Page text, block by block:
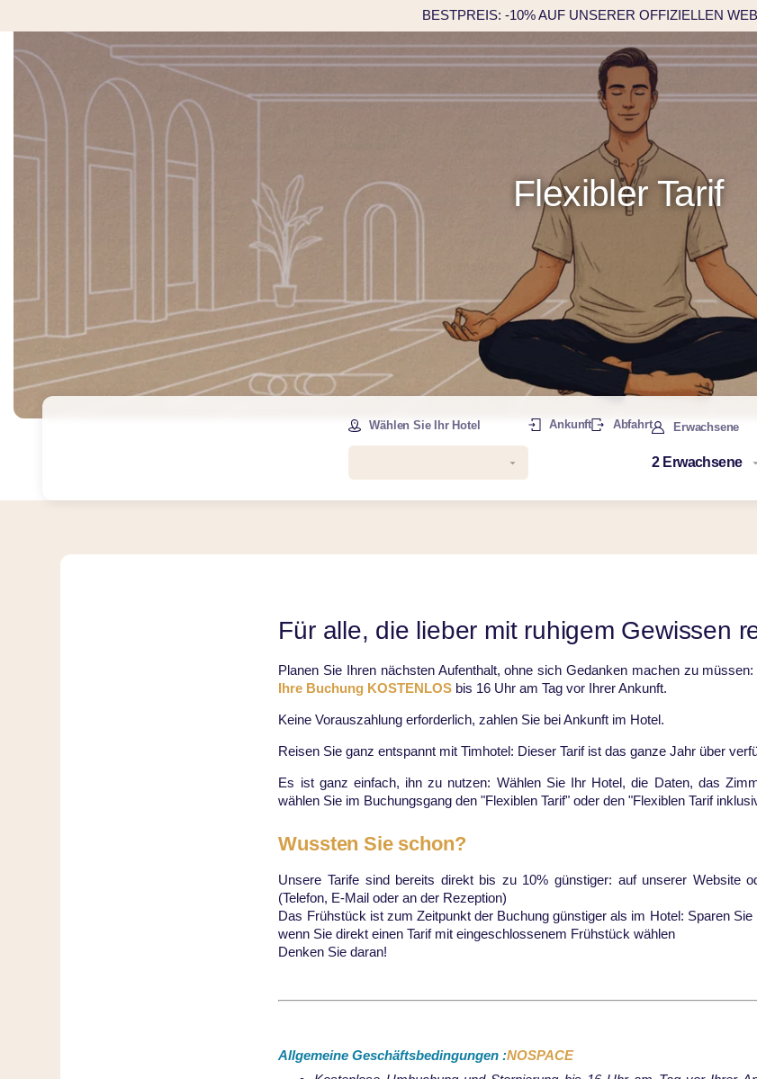
BESTPREIS: -10% AUF UNSERER OFFIZIELLEN
Flexibler Tarif
Wählen Sie Ihr Hotel Ankunft Abfahrt Erwachsene
Für alle, die lieber mit ruhigem Gewissen
Planen Sie Ihren nächsten Aufenthalt, ohne sich Gedanken machen zu müssen:
Ihre Buchung KOSTENLOS bis 16 Uhr am Tag vor Ihrer Ankunft.
Keine Vorauszahlung erforderlich, zahlen Sie bei Ankunft im Hotel.
Reisen Sie ganz entspannt mit Timhotel: Dieser Tarif ist das ganze Jahr über
Es ist ganz einfach, ihn zu nutzen: Wählen Sie Ihr Hotel, die Daten, das
wählen Sie im Buchungsgang den "Flexiblen Tarif" oder den "Flexiblen Tarif
Wussten Sie schon?
Unsere Tarife sind bereits direkt bis zu 10% günstiger: auf unserer Website
(Telefon, E-Mail oder an der Rezeption)
Das Frühstück ist zum Zeitpunkt der Buchung günstiger als im Hotel: Sparen Sie
wenn Sie direkt einen Tarif mit eingeschlossenem Frühstück wählen
Denken Sie daran!
Allgemeine Geschäftsbedingungen :NOSPACE